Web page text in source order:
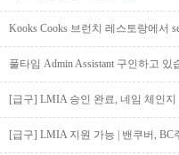
Kooks Cooks 브런치 레스토랑에서
풀타임 Admin Assistant 구인하고 있
[급구] LMIA 승인 완료, 네임 체인
[급구] LMIA 지원 가능 | 밴쿠버,